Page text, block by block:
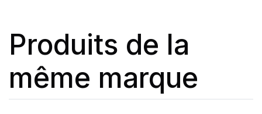
Produits de la
même marque